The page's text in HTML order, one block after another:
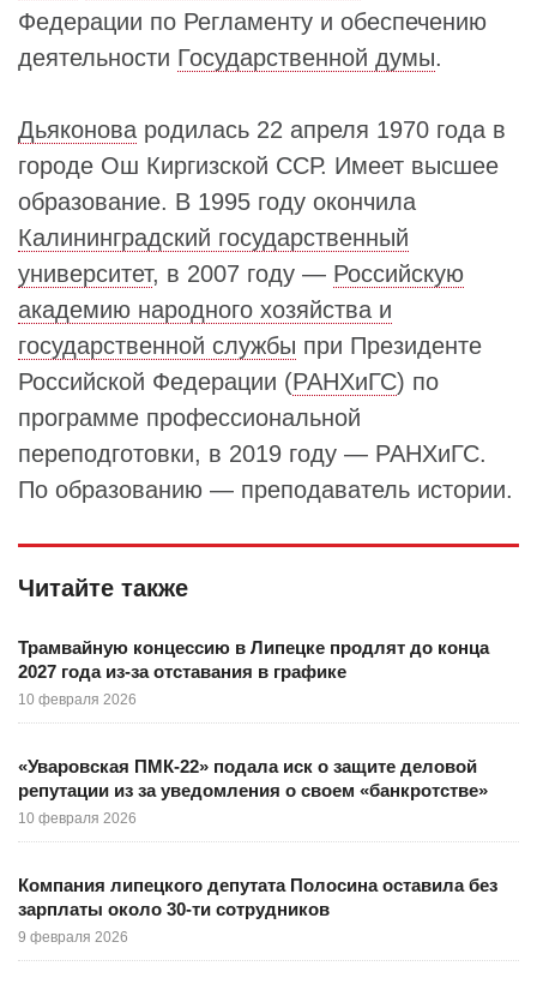
Федерации по Регламенту и обеспечению
деятельности Государственной думы.
Дьяконова родилась 22 апреля 1970 года в
городе Ош Киргизской ССР. Имеет высшее
образование. В 1995 году окончила
Калининградский государственный
университет, в 2007 году — Российскую
академию народного хозяйства и
государственной службы при Президенте
Российской Федерации (РАНХиГС) по
программе профессиональной
переподготовки, в 2019 году — РАНХиГС.
По образованию — преподаватель истории.
Читайте также
Трамвайную концессию в Липецке продлят до конца
2027 года из-за отставания в графике
10 февраля 2026
«Уваровская ПМК-22» подала иск о защите деловой
репутации из за уведомления о своем «банкротстве»
10 февраля 2026
Компания липецкого депутата Полосина оставила без
зарплаты около 30-ти сотрудников
9 февраля 2026